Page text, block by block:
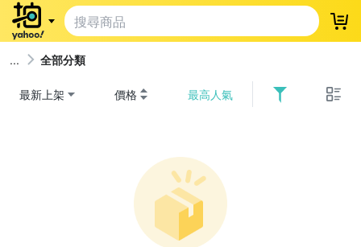
登
全部分類
最新上架 價格 最高人氣